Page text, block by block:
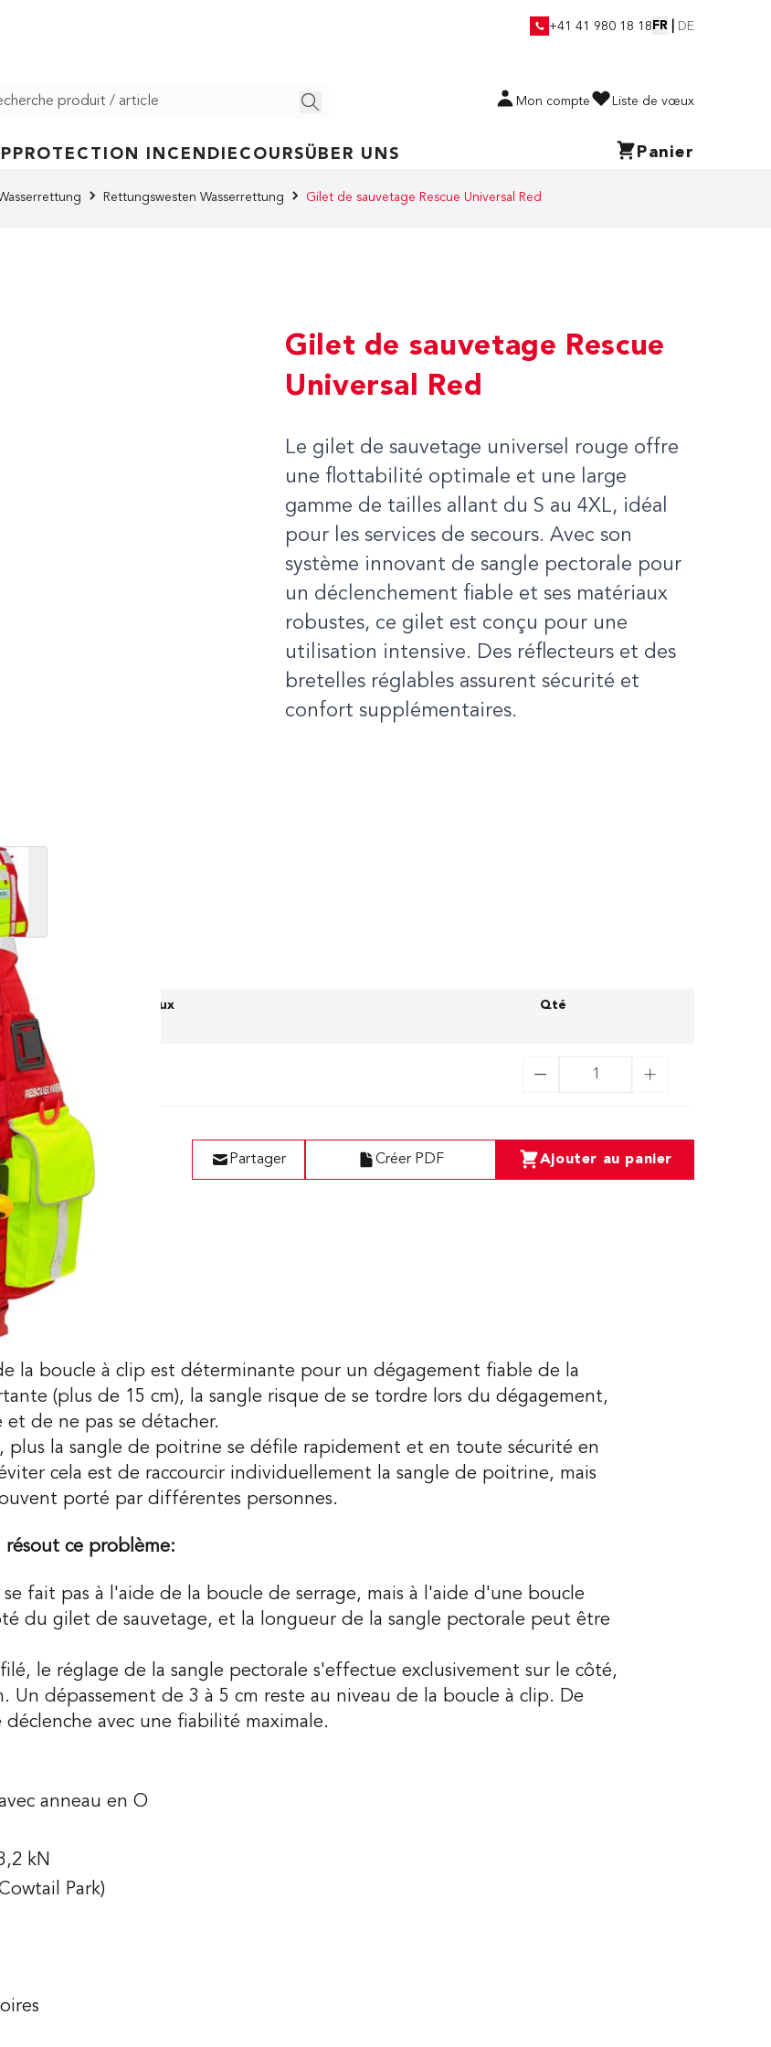
+41 41 980 18 18 FR DE
Mon compte Liste de vœux
PROTECTION INCENDIE COURSÜBER UNS Panier
Rettungswesten Wasserrettung Gilet de sauvetage Rescue Universal Red
larger image
Gilet de sauvetage Rescue
Universal Red
Le gilet de sauvetage universel rouge offre
une flottabilité optimale et une large
gamme de tailles allant du S au 4XL, idéal
pour les services de secours. Avec son
système innovant de sangle pectorale pour
un déclenchement fiable et ses matériaux
robustes, ce gilet est conçu pour une
utilisation intensive. Des réflecteurs et des
bretelles réglables assurent sécurité et
confort supplémentaires.
Liste de vœux Qté
Ajouter au panier
Créer PDF
Partager
la boucle à clip est déterminante pour un dégagement fiable de la
(plus de 15 cm), la sangle risque de se tordre lors du dégagement,
de ne pas se détacher.
plus la sangle de poitrine se défile rapidement et en toute sécurité en
cela est de raccourcir individuellement la sangle de poitrine, mais
porté par différentes personnes.
résout ce problème:
fait pas à l'aide de la boucle de serrage, mais à l'aide d'une boucle
du gilet de sauvetage, et la longueur de la sangle pectorale peut être
le réglage de la sangle pectorale s'effectue exclusivement sur le côté,
Un dépassement de 3 à 5 cm reste au niveau de la boucle à clip. De
avec une fiabilité maximale.
anneau en O
kN
Park)